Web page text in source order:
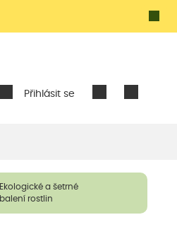
Přihlásit se
Ekologické a šetrné
balení rostlin